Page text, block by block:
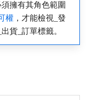
擁有其角色範圍
權 ，才能檢視​_發
貨_​訂單標籤。